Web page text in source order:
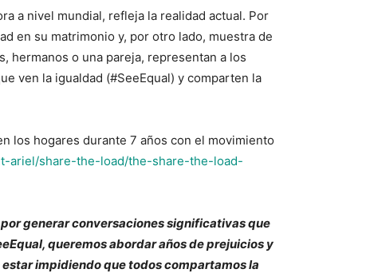
a nivel mundial, refleja la realidad actual. Por
en su matrimonio y, por otro lado, muestra de
hermanos o una pareja, representan a los
ven la igualdad (#SeeEqual) y comparten la
los hogares durante 7 años con el movimiento
ariel/share-the-load/the-share-the-load-
generar conversaciones significativas que
queremos abordar años de prejuicios y
impidiendo que todos compartamos la